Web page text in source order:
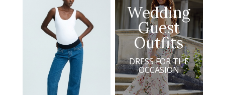
Wedding
Guest
Outfits
DRESS FOR THE
OCCASION